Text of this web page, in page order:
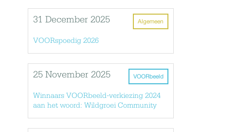
Algemeen
31 December 2025
VOORspoedig 2026
VOORbeeld
25 November 2025
Winnaars VOORbeeld-verkiezing 2024
aan het woord: Wildgroei Community